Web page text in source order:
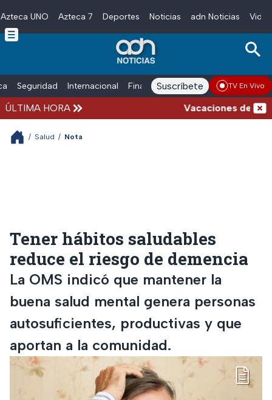
Skip to main content
Azteca UNO Azteca 7 Deportes Noticias adn Noticias
Seguridad Internacional Finanzas adn Noticias Radio
Suscríbete TV En Vivo
ÚLTIMA HORA Vacaciones de
/ Salud / Nota
Tener hábitos saludables
reduce el riesgo de demencia
La OMS indicó que mantener la
buena salud mental genera personas
autosuficientes, productivas y que
aportan a la comunidad.